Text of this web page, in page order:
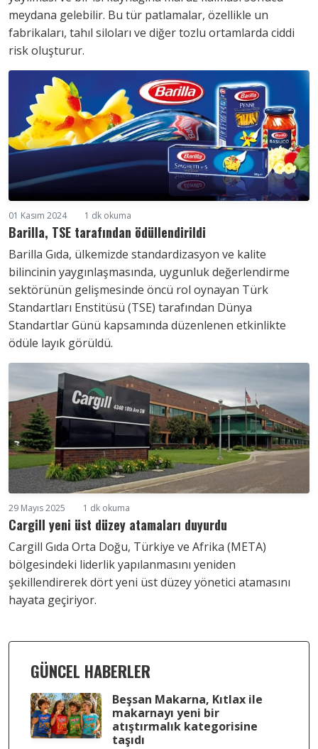
meydana gelebilir. Bu tür patlamalar, özellikle un
fabrikaları, tahıl siloları ve diğer tozlu ortamlarda ciddi
risk oluşturur.
01 Kasım 2024 1 dk okuma
Barilla, TSE tarafından ödüllendirildi
Barilla Gıda, ülkemizde standardizasyon ve kalite
bilincinin yaygınlaşmasında, uygunluk değerlendirme
sektörünün gelişmesinde öncü rol oynayan Türk
Standartları Enstitüsü (TSE) tarafından Dünya
Standartlar Günü kapsamında düzenlenen etkinlikte
ödüle layık görüldü.
29 Mayıs 2025 1 dk okuma
Cargill yeni üst düzey atamaları duyurdu
Cargill Gıda Orta Doğu, Türkiye ve Afrika (META)
bölgesindeki liderlik yapılanmasını yeniden
şekillendirerek dört yeni üst düzey yönetici atamasını
hayata geçiriyor.
GÜNCEL HABERLER
Beşsan Makarna, Kıtlax ile
makarnayı yeni bir
atıştırmalık kategorisine
taşıdı